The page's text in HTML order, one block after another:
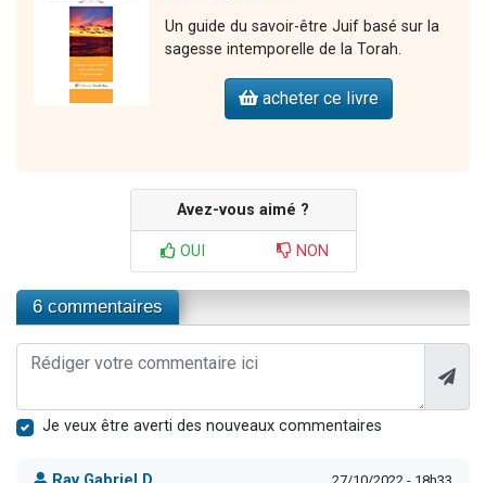
Un guide du savoir-être Juif basé sur la
sagesse intemporelle de la Torah.
acheter ce livre
Avez-vous aimé ?
OUI NON
6 commentaires
Je veux être averti des nouveaux commentaires